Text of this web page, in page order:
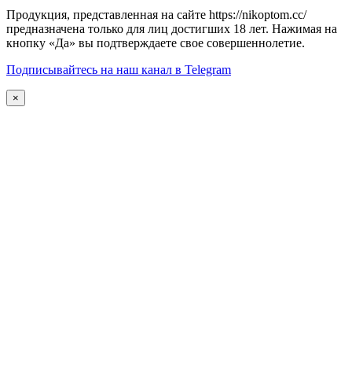
Продукция, представленная на сайте https://nikoptom.cc/
предназначена только для лиц достигших 18 лет. Нажимая на
кнопку «Да» вы подтверждаете свое совершеннолетие.
Подписывайтесь на наш канал в Telegram
×